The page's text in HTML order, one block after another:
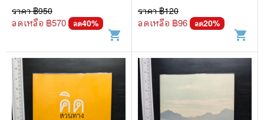
2475-2546
ราคา ฿950
ลดเหลือ ฿570 ลด40%
shopping_cart
โรจน์
ราคา ฿120
ลดเหลือ ฿96 ลด20%
shopping_cart